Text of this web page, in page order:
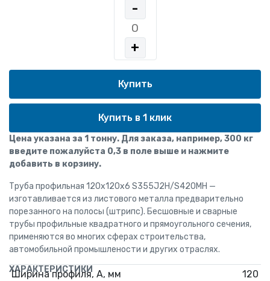
-
+
Купить в 1 клик
Цена указана за 1 тонну. Для заказа, например, 300 кг
введите пожалуйста 0,3 в поле выше и нажмите
добавить в корзину.
Труба профильная 120х120х6 S355J2H/S420MH —
изготавливается из листового металла предварительно
порезанного на полосы (штрипс). Бесшовные и сварные
трубы профильные квадратного и прямоугольного сечения,
применяются во многих сферах строительства,
автомобильной промышлености и других отраслях.
ХАРАКТЕРИСТИКИ
Ширина профиля, А, мм
120